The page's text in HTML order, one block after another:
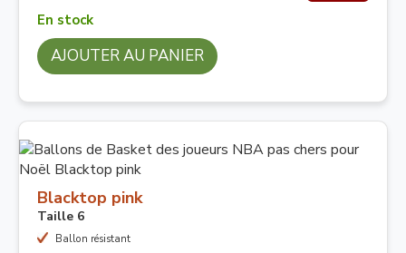
En stock
AJOUTER AU PANIER
Blacktop pink
Taille 6
Ballon résistant